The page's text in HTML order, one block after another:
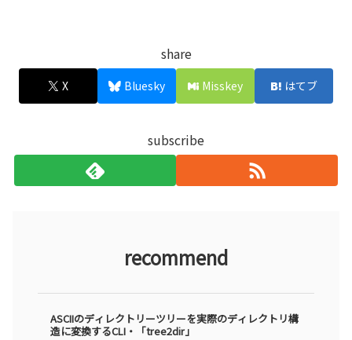
share
X Bluesky Misskey はてブ
subscribe
recommend
ASCIIのディレクトリーツリーを実際のディレクトリ構
造に変換するCLI・「tree2dir」